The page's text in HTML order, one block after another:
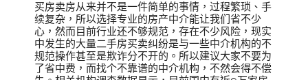
买房卖房从来并不是一件简单的事情，过程繁琐、手
续复杂，所以选择专业的房产中介能让我们省不少
心，然而目前行业还不够规范，存在不少风险，现实
中发生的大量二手房买卖纠纷是与一些中介机构的不
规范操作甚至是欺诈分不开的。所以建议大家不要为
了省中费，而找个不靠谱的中介机构，不然会得不偿